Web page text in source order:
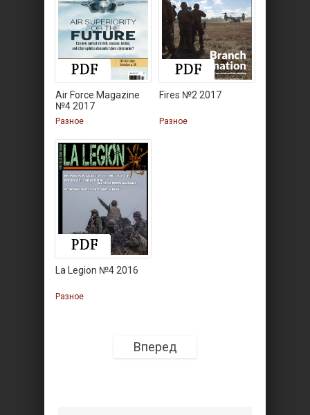
Air Force Magazine
№4 2017
Разное
Fires №2 2017
Разное
La Legion №4 2016
Разное
Вперед